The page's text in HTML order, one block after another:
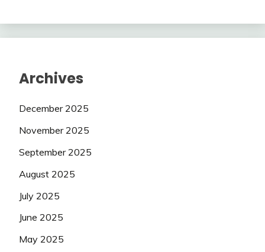
Archives
December 2025
November 2025
September 2025
August 2025
July 2025
June 2025
May 2025